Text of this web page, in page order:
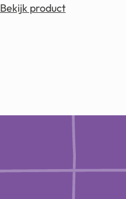
Bekijk product